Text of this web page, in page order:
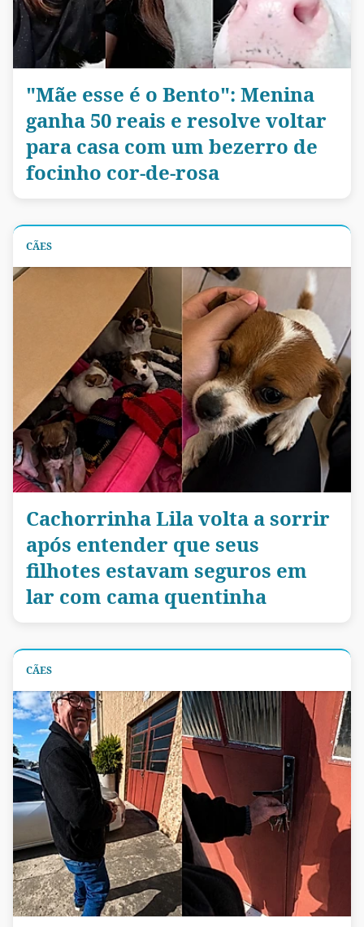
"Mãe esse é o Bento": Menina
ganha 50 reais e resolve voltar
para casa com um bezerro de
focinho cor-de-rosa
CÃES
Cachorrinha Lila volta a sorrir
após entender que seus
filhotes estavam seguros em
lar com cama quentinha
CÃES